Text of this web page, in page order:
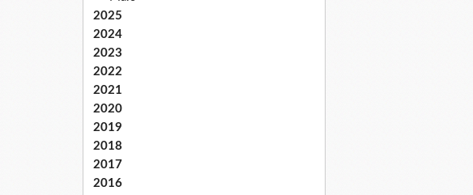
2025
2024
2023
2022
2021
2020
2019
2018
2017
2016